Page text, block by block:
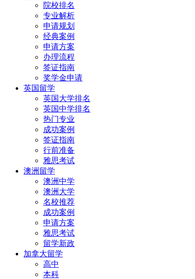
院校排名
专业解析
申请规划
经典案例
申请方案
办理流程
签证指南
奖学金申请
英国留学
英国大学排名
英国中学排名
热门专业
成功案例
签证指南
行前准备
雅思考试
澳洲留学
澳洲中学
澳洲大学
名校推荐
成功案例
申请方案
雅思考试
留学新政
加拿大留学
高中
本科